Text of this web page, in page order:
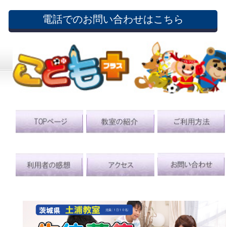
電話でのお問い合わせはこちら